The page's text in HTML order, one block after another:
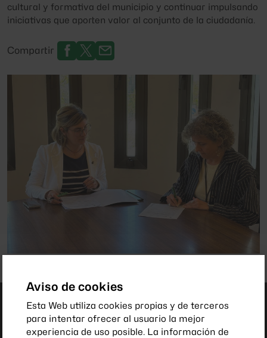
cultural y formativa del municipio y continuar impulsando
iniciativas que aporten valor al conjunto de la ciudadanía.
Compartir
Aviso de cookies
Esta Web utiliza cookies propias y de terceros
para intentar ofrecer al usuario la mejor
experiencia de uso posible. La información de